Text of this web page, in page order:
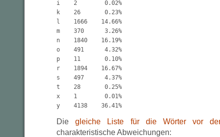
i    2        0.02%
k    26       0.23%
l    1666    14.66%
m    370      3.26%
n    1840    16.19%
o    491      4.32%
p    11       0.10%
r    1894    16.67%
s    497      4.37%
t    28       0.25%
x    1        0.01%
Diegleiche Liste für die Wörter vor
charakteristische Abweichungen: